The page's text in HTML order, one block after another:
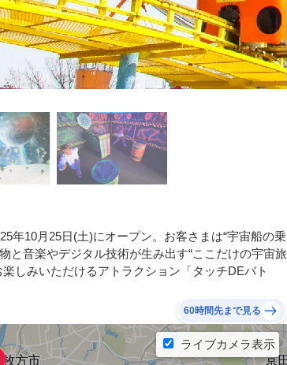
年10月25日(土)にオープン。お客さまは“宇宙船の乗
と音楽やデジタル技術が生み出す“ここだけの宇宙旅
しみいただけるアトラクション「タッチDEバト
60時間先まで見る